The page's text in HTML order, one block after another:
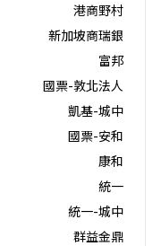
港商野村
新加坡商瑞銀
富邦
國票-敦北法人
凱基-城中
國票-安和
康和
統一
統一-城中
群益金鼎